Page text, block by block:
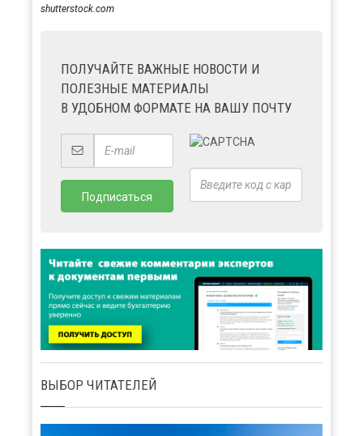
shutterstock.com
ПОЛУЧАЙТЕ ВАЖНЫЕ НОВОСТИ И
ПОЛЕЗНЫЕ МАТЕРИАЛЫ
В УДОБНОМ ФОРМАТЕ НА ВАШУ ПОЧТУ
ВЫБОР ЧИТАТЕЛЕЙ